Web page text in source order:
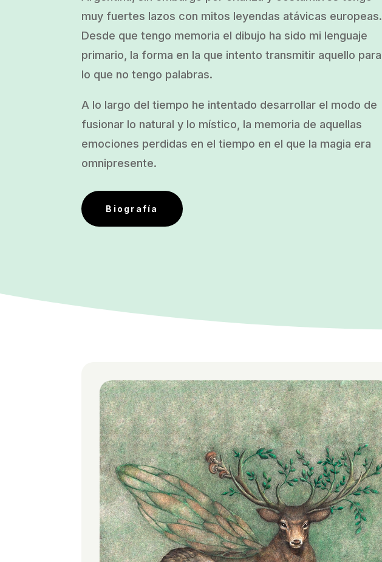
muy fuertes lazos con mitos leyendas atávicas europeas.
Desde que tengo memoria el dibujo ha sido mi lenguaje
primario, la forma en la que intento transmitir aquello para
lo que no tengo palabras.
A lo largo del tiempo he intentado desarrollar el modo de
fusionar lo natural y lo místico, la memoria de aquellas
emociones perdidas en el tiempo en el que la magia era
omnipresente.
Biografía